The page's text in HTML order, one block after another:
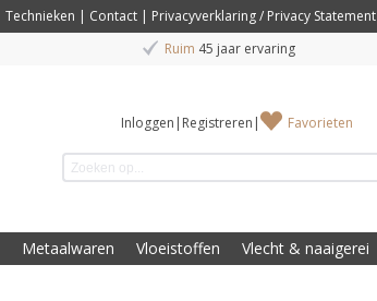
Technieken | Contact | Privacyverklaring / Privacy Statement
Ruim 45 jaar ervaring
Inloggen | Registreren | Favorieten
Metaalwaren Vloeistoffen Vlecht & naaigerei